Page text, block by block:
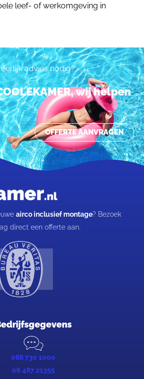
leef- of werkomgeving in
advies nodig?
wij helpen
OFFERTE AANVRAGEN
airco inclusief montage? Bezoek
direct een offerte aan.
088 730 1000
06 487 21355